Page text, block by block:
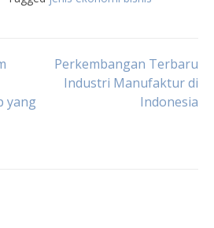
yang
Perkembangan Terbaru
Industri Manufaktur di
Indonesia